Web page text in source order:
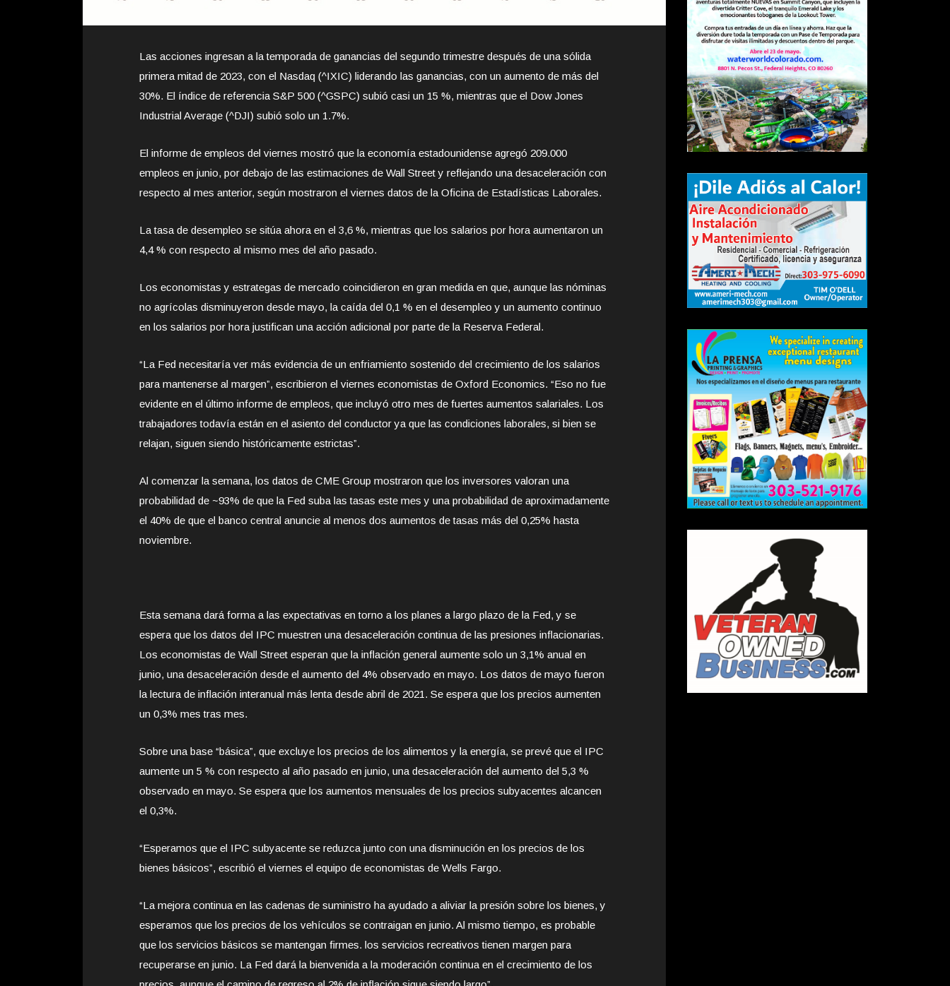
Las acciones ingresan a la temporada de ganancias del segundo trimestre después de una sólida
primera mitad de 2023, con el Nasdaq (^IXIC) liderando las ganancias, con un aumento de más del
30%. El índice de referencia S&P 500 (^GSPC) subió casi un 15 %, mientras que el Dow Jones
Industrial Average (^DJI) subió solo un 1.7%.
El informe de empleos del viernes mostró que la economía estadounidense agregó 209.000
empleos en junio, por debajo de las estimaciones de Wall Street y reflejando una desaceleración con
respecto al mes anterior, según mostraron el viernes datos de la Oficina de Estadísticas Laborales.
La tasa de desempleo se sitúa ahora en el 3,6 %, mientras que los salarios por hora aumentaron un
4,4 % con respecto al mismo mes del año pasado.
Los economistas y estrategas de mercado coincidieron en gran medida en que, aunque las nóminas
no agrícolas disminuyeron desde mayo, la caída del 0,1 % en el desempleo y un aumento continuo
en los salarios por hora justifican una acción adicional por parte de la Reserva Federal.
“La Fed necesitaría ver más evidencia de un enfriamiento sostenido del crecimiento de los salarios
para mantenerse al margen”, escribieron el viernes economistas de Oxford Economics. “Eso no fue
evidente en el último informe de empleos, que incluyó otro mes de fuertes aumentos salariales. Los
trabajadores todavía están en el asiento del conductor ya que las condiciones laborales, si bien se
relajan, siguen siendo históricamente estrictas”.
Al comenzar la semana, los datos de CME Group mostraron que los inversores valoran una
probabilidad de ~93% de que la Fed suba las tasas este mes y una probabilidad de aproximadamente
el 40% de que el banco central anuncie al menos dos aumentos de tasas más del 0,25% hasta
noviembre.
Esta semana dará forma a las expectativas en torno a los planes a largo plazo de la Fed, y se
espera que los datos del IPC muestren una desaceleración continua de las presiones inflacionarias.
Los economistas de Wall Street esperan que la inflación general aumente solo un 3,1% anual en
junio, una desaceleración desde el aumento del 4% observado en mayo. Los datos de mayo fueron
la lectura de inflación interanual más lenta desde abril de 2021. Se espera que los precios aumenten
un 0,3% mes tras mes.
Sobre una base “básica”, que excluye los precios de los alimentos y la energía, se prevé que el IPC
aumente un 5 % con respecto al año pasado en junio, una desaceleración del aumento del 5,3 %
observado en mayo. Se espera que los aumentos mensuales de los precios subyacentes alcancen
el 0,3%.
“Esperamos que el IPC subyacente se reduzca junto con una disminución en los precios de los
bienes básicos”, escribió el viernes el equipo de economistas de Wells Fargo.
“La mejora continua en las cadenas de suministro ha ayudado a aliviar la presión sobre los bienes, y
esperamos que los precios de los vehículos se contraigan en junio. Al mismo tiempo, es probable
que los servicios básicos se mantengan firmes. los servicios recreativos tienen margen para
recuperarse en junio. La Fed dará la bienvenida a la moderación continua en el crecimiento de los